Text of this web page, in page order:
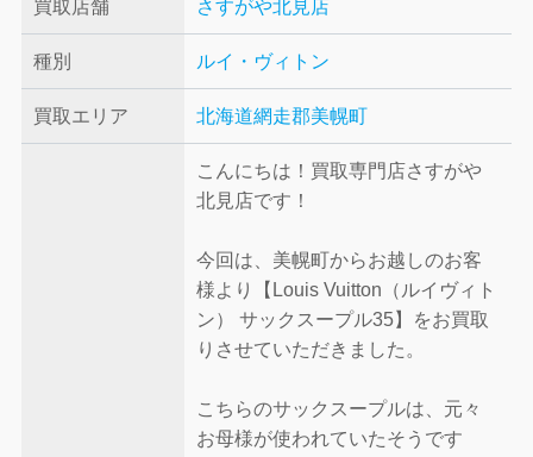
買取店舗 さすがや北見店
種別 ルイ・ヴィトン
買取エリア 北海道網走郡美幌町
こんにちは！買取専門店さすがや
北見店です！
今回は、美幌町からお越しのお客
様より【Louis Vuitton（ルイヴィト
ン） サックスープル35】をお買取
りさせていただきました。
こちらのサックスープルは、元々
お母様が使われていたそうです